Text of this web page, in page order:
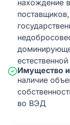
нахождение
Имущество
наличие
во ВЭД